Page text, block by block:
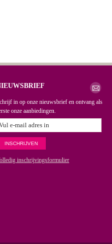
in op onze nieuwsbrief en ontvang als
onze aanbiedingen.
inschrijvingsformulier